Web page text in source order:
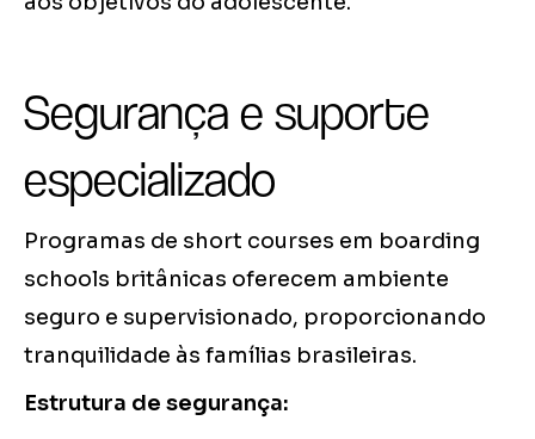
Segurança e suporte
especializado
Programas de short courses em boarding
schools britânicas oferecem ambiente
seguro e supervisionado, proporcionando
tranquilidade às famílias brasileiras.
Estrutura de segurança: